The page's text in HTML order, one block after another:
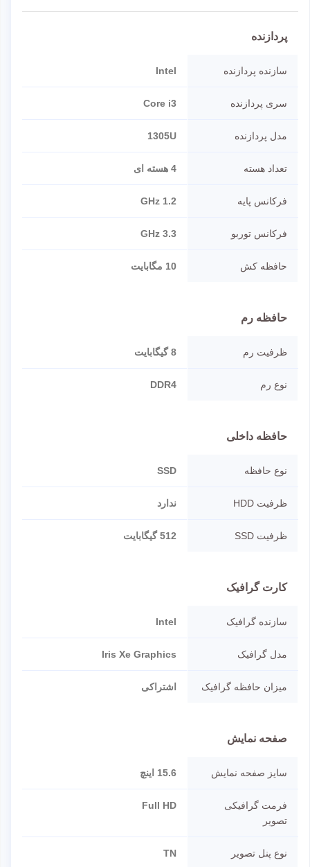
پردازنده
سازنده پردازنده Intel
سری پردازنده Core i3
مدل پردازنده 1305U
تعداد هسته 4 هسته ای
فرکانس پایه 1.2 GHz
فرکانس توربو 3.3 GHz
حافظه کش 10 مگابایت
حافظه رم
ظرفیت رم 8 گیگابایت
نوع رم DDR4
حافظه داخلی
نوع حافظه SSD
ظرفیت HDD ندارد
ظرفیت SSD 512 گیگابایت
کارت گرافیک
سازنده گرافیک Intel
مدل گرافیک Iris Xe Graphics
میزان حافظه گرافیک اشتراکی
صفحه نمایش
سایز صفحه نمایش 15.6 اینچ
فرمت گرافیکی
تصویر
Full HD
نوع پنل تصویر TN